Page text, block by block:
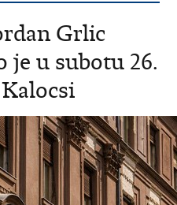
Grlic
je u subotu 26.